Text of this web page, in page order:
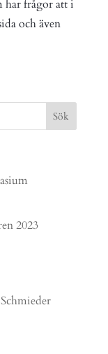
har frågor att i
och även
2023